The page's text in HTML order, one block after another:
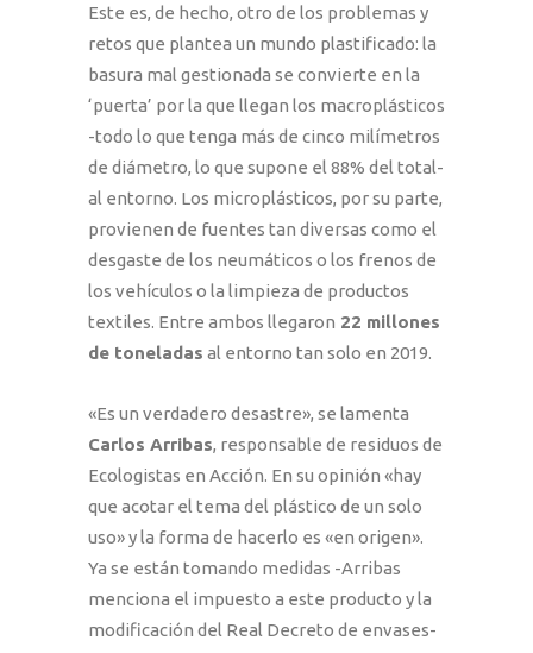
Este es, de hecho, otro de los problemas y
retos que plantea un mundo plastificado: la
basura mal gestionada se convierte en la
‘puerta’ por la que llegan los macroplásticos
-todo lo que tenga más de cinco milímetros
de diámetro, lo que supone el 88% del total-
al entorno. Los microplásticos, por su parte,
provienen de fuentes tan diversas como el
desgaste de los neumáticos o los frenos de
los vehículos o la limpieza de productos
textiles. Entre ambos llegaron 22 millones
de toneladas al entorno tan solo en 2019.
«Es un verdadero desastre», se lamenta
Carlos Arribas, responsable de residuos de
Ecologistas en Acción. En su opinión «hay
que acotar el tema del plástico de un solo
uso» y la forma de hacerlo es «en origen».
Ya se están tomando medidas -Arribas
menciona el impuesto a este producto y la
modificación del Real Decreto de envases-